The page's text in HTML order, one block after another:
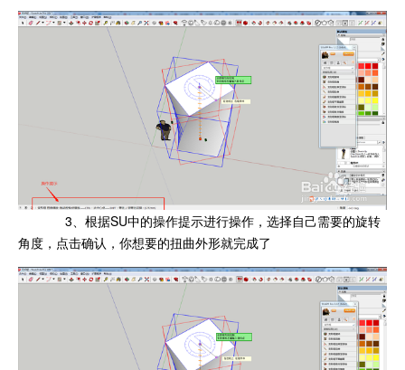
3、根据SU中的操作提示进行操作，选择自己需要的旋转
角度，点击确认，你想要的扭曲外形就完成了